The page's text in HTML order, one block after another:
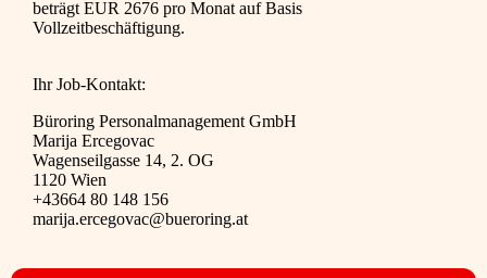
beträgt EUR 2676 pro Monat auf Basis
Vollzeitbeschäftigung.
Ihr Job-Kontakt:
Büroring Personalmanagement GmbH
Marija Ercegovac
Wagenseilgasse 14, 2. OG
1120 Wien
+43664 80 148 156
marija.ercegovac@bueroring.at